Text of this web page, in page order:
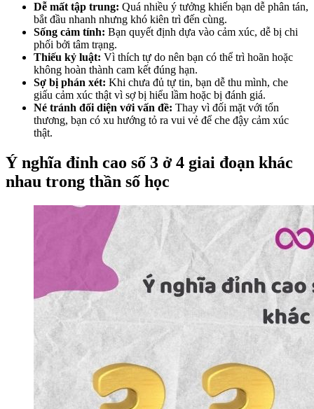
Dễ mất tập trung: Quá nhiều ý tưởng khiến bạn dễ phân tán,
bắt đầu nhanh nhưng khó kiên trì đến cùng.
Sống cảm tính: Bạn quyết định dựa vào cảm xúc, dễ bị chi
phối bởi tâm trạng.
Thiếu kỷ luật: Vì thích tự do nên bạn có thể trì hoãn hoặc
không hoàn thành cam kết đúng hạn.
Sợ bị phán xét: Khi chưa đủ tự tin, bạn dễ thu mình, che
giấu cảm xúc thật vì sợ bị hiểu lầm hoặc bị đánh giá.
Né tránh đối diện với vấn đề: Thay vì đối mặt với tổn
thương, bạn có xu hướng tỏ ra vui vẻ để che đậy cảm xúc
thật.
Ý nghĩa đỉnh cao số 3 ở 4 giai đoạn khác
nhau trong thần số học